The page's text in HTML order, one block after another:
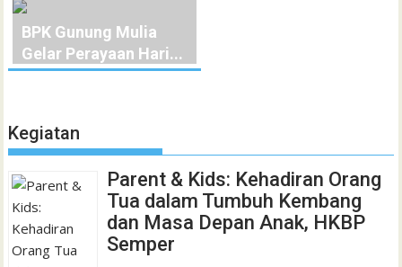
BPK Gunung Mulia
Gelar Perayaan Hari...
Kegiatan
Parent & Kids: Kehadiran Orang
Tua dalam Tumbuh Kembang
dan Masa Depan Anak, HKBP
Semper